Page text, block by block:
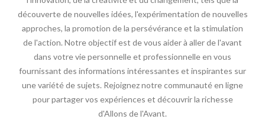
découverte de nouvelles idées, l'expérimentation de nouvelles
approches, la promotion de la persévérance et la stimulation
de l'action. Notre objectif est de vous aider à aller de l'avant
dans votre vie personnelle et professionnelle en vous
fournissant des informations intéressantes et inspirantes sur
une variété de sujets. Rejoignez notre communauté en ligne
pour partager vos expériences et découvrir la richesse
d'Allons de l'Avant.